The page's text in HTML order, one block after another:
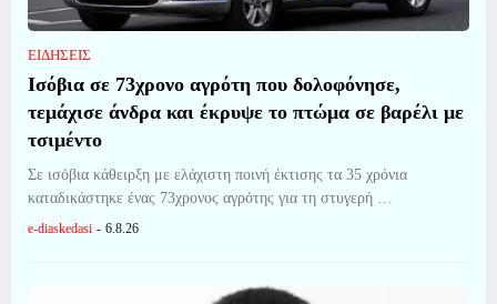
ΕΙΔΗΣΕΙΣ
Ισόβια σε 73χρονο αγρότη που δολοφόνησε,
τεμάχισε άνδρα και έκρυψε το πτώμα σε βαρέλι με
τσιμέντο
Σε ισόβια κάθειρξη με ελάχιστη ποινή έκτισης τα 35 χρόνια
καταδικάστηκε ένας 73χρονος αγρότης για τη στυγερή …
e-diaskedasi - 6.8.26